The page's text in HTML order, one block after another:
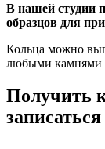
В нашей студии
образцов для
Кольца можно
любыми камнями
Получить